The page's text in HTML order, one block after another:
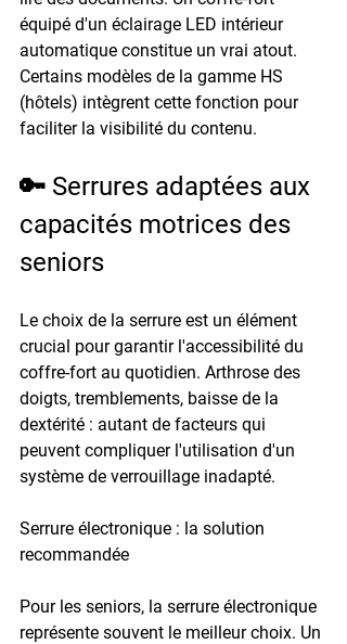
équipé d'un éclairage LED intérieur
automatique constitue un vrai atout.
Certains modèles de la gamme HS
(hôtels) intègrent cette fonction pour
faciliter la visibilité du contenu.
🔑 Serrures adaptées aux
capacités motrices des
seniors
Le choix de la serrure est un élément
crucial pour garantir l'accessibilité du
coffre-fort au quotidien. Arthrose des
doigts, tremblements, baisse de la
dextérité : autant de facteurs qui
peuvent compliquer l'utilisation d'un
système de verrouillage inadapté.
Serrure électronique : la solution
recommandée
Pour les seniors, la serrure électronique
représente souvent le meilleur choix. Un